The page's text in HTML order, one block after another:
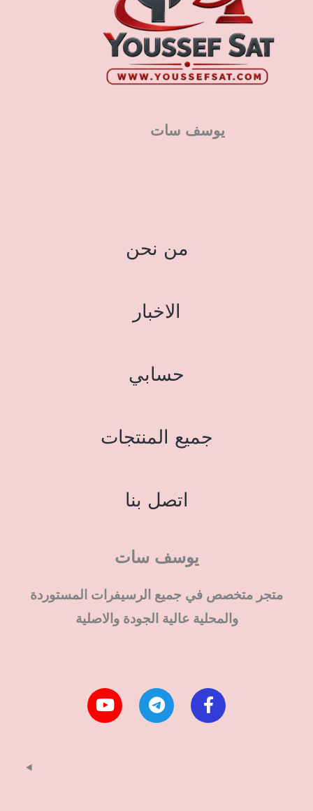
يوسف سات
من نحن
الاخبار
حسابي
جميع المنتجات
اتصل بنا
يوسف سات
متجر متخصص في جميع الرسيفرات المستوردة
والمحلية عالية الجودة والاصلية